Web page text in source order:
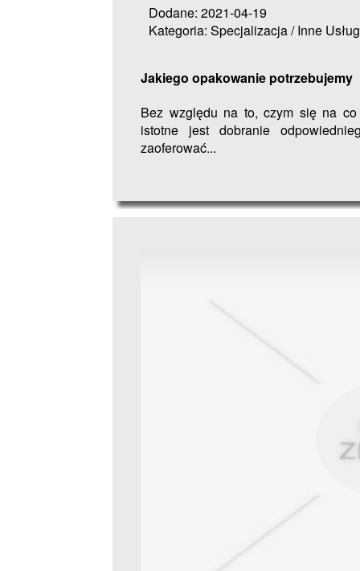
Dodane: 2021-04-19
Kategoria: Specjalizacja / Inne
Jakiego opakowanie potrzebujemy
Bez względu na to, czym się na
istotne jest dobranie
zaoferować...